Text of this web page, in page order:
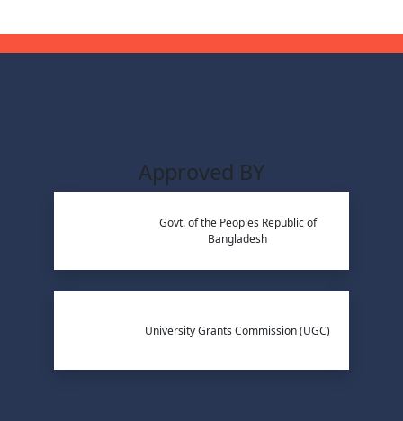
Approved BY
Govt. of the Peoples Republic of
Bangladesh
University Grants Commission (UGC)